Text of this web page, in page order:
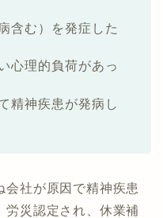
含む）を発症した
心理的負荷があっ
精神疾患が発病し
社が原因で精神疾患
労災認定され、休業補